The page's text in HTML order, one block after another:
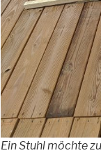
Ein Stuhl möchte